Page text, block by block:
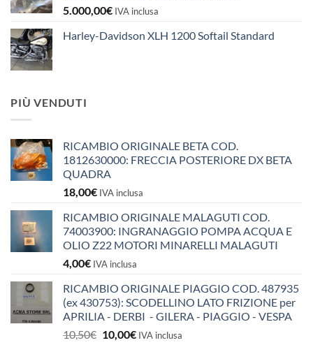
5.000,00€ IVA inclusa
Harley-Davidson XLH 1200 Softail Standard
PIÙ VENDUTI
RICAMBIO ORIGINALE BETA COD.
1812630000: FRECCIA POSTERIORE DX BETA
QUADRA
18,00€ IVA inclusa
RICAMBIO ORIGINALE MALAGUTI COD.
74003900: INGRANAGGIO POMPA ACQUA E
OLIO Z22 MOTORI MINARELLI MALAGUTI
4,00€ IVA inclusa
RICAMBIO ORIGINALE PIAGGIO COD. 487935
(ex 430753): SCODELLINO LATO FRIZIONE per
APRILIA - DERBI - GILERA - PIAGGIO - VESPA
10,50€ Il
10,00€IlIVA inclusa